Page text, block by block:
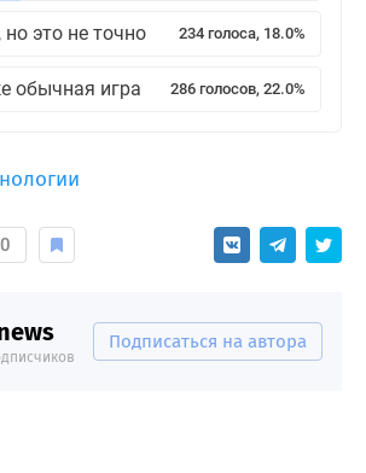
это не точно 234 голоса, 18.0%
обычная игра 286 голосов, 22.0%
0
Подписаться на автора